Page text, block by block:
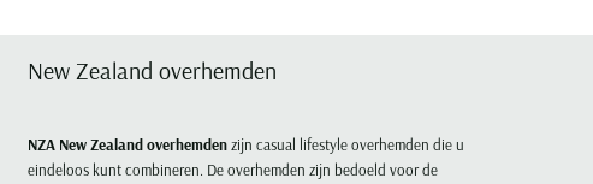
New Zealand overhemden
NZA New Zealand overhemdenzijn casual lifestyle overhemden die u
eindeloos kunt combineren. De overhemden zijn bedoeld voor de